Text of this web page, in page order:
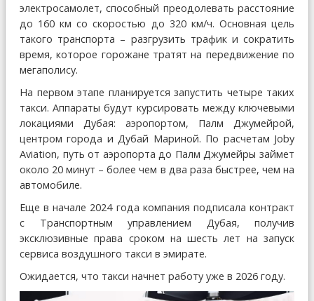
электросамолет, способный преодолевать расстояние
до 160 км со скоростью до 320 км/ч. Основная цель
такого транспорта – разгрузить трафик и сократить
время, которое горожане тратят на передвижение по
мегаполису.
На первом этапе планируется запустить четыре таких
такси. Аппараты будут курсировать между ключевыми
локациями Дубая: аэропортом, Палм Джумейрой,
центром города и Дубай Мариной. По расчетам Joby
Aviation, путь от аэропорта до Палм Джумейры займет
около 20 минут – более чем в два раза быстрее, чем на
автомобиле.
Еще в начале 2024 года компания подписала контракт
с Транспортным управлением Дубая, получив
эксклюзивные права сроком на шесть лет на запуск
сервиса воздушного такси в эмирате.
Ожидается, что такси начнет работу уже в 2026 году.